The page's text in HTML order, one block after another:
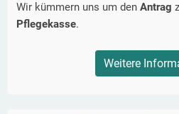
Wir kümmern uns um den Antrag
Pflegekasse.
Weitere